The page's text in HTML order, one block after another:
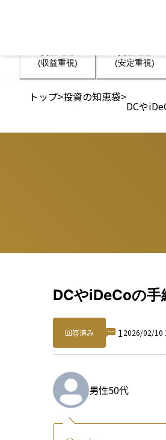
(収益重視)
(安定重視)
トップ>投資の知恵袋>
DCや
DCやiDeCoの手
回答済み 12026/02/10
男性50代